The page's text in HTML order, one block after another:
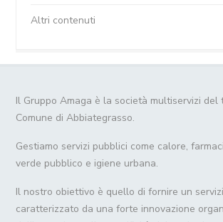
Altri contenuti
Il Gruppo Amaga è la società multiservizi
Comune di Abbiategrasso.
Gestiamo servizi pubblici come calore,
verde pubblico e igiene urbana.
Il nostro obiettivo è quello di fornire un
caratterizzato da una forte innovazione